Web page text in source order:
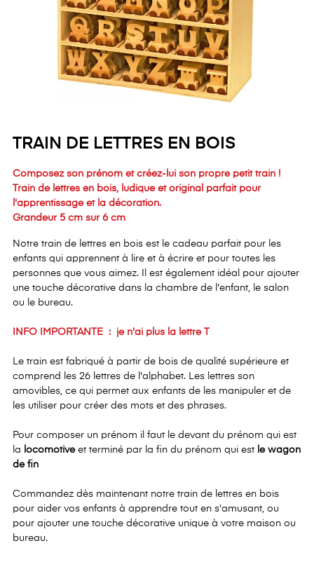
TRAIN DE LETTRES EN BOIS
Composez son prénom et créez-lui son propre petit train !
Train de lettres en bois, ludique et original parfait pour
l'apprentissage et la décoration.
Grandeur 5 cm sur 6 cm
Notre train de lettres en bois est le cadeau parfait pour les
enfants qui apprennent à lire et à écrire et pour toutes les
personnes que vous aimez. Il est également idéal pour ajouter
une touche décorative dans la chambre de l'enfant, le salon
ou le bureau.
INFO IMPORTANTE : je n'ai plus la lettre T
Le train est fabriqué à partir de bois de qualité supérieure et
comprend les 26 lettres de l'alphabet. Les lettres son
amovibles, ce qui permet aux enfants de les manipuler et de
les utiliser pour créer des mots et des phrases.
Pour composer un prénom il faut le devant du prénom qui est
la locomotiveet terminé par la fin du prénom qui est le wagon
de fin
Commandez dès maintenant notre train de lettres en bois
pour aider vos enfants à apprendre tout en s'amusant, ou
pour ajouter une touche décorative unique à votre maison ou
bureau.